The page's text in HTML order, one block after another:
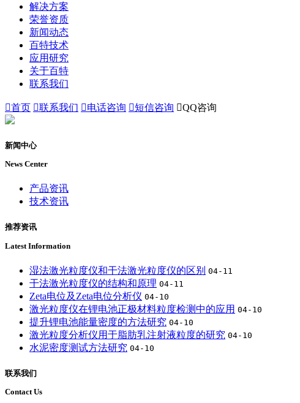
解决方案
荣誉资质
新闻动态
百特技术
应用研究
关于百特
联系我们
首页 联系我们 电话咨询 短信咨询 QQ咨询
新闻中心
News Center
产品资讯
技术资讯
推荐资讯
Latest Information
湿法激光粒度仪和干法激光粒度仪的区别 04-11
干法激光粒度仪的结构和原理 04-11
Zeta电位及Zeta电位分析仪 04-10
激光粒度仪在锂电池正极材料粒度检测中的应用 04-10
提升锂电池能量密度的方法研究 04-10
激光粒度分析仪用于脂肪乳注射液粒度的研究 04-10
水泥密度测试方法研究 04-10
联系我们
Contact Us